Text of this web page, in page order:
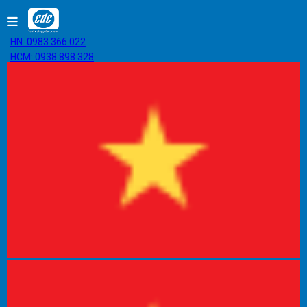
HN: 0983.366.022
HCM: 0938.898.328